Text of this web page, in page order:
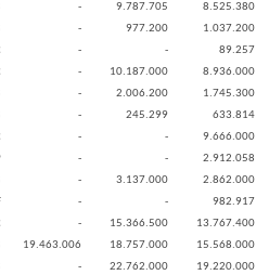
- 9.787.705 8.525.380
- 977.200 1.037.200
- - 89.257
- 10.187.000 8.936.000
- 2.006.200 1.745.300
- 245.299 633.814
- - 9.666.000
- - 2.912.058
- 3.137.000 2.862.000
- - 982.917
- 15.366.500 13.767.400
19.463.006 18.757.000 15.568.000
- 22.762.000 19.220.000